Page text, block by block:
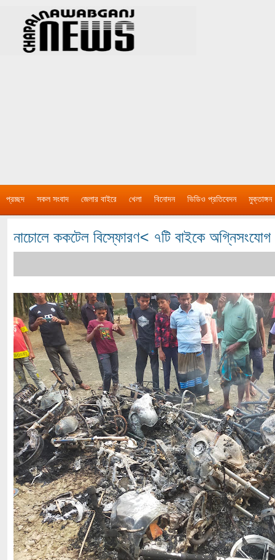
প্রচ্ছদ সকল সংবাদ জেলার বাইরে খেলা বিনোদন ভিডিও প্রতিবেদন মুক্তাঙ্গন
নাচোলে ককটেল বিস্ফোরণ< ৭টি বাইকে অগ্নিসংযোগ